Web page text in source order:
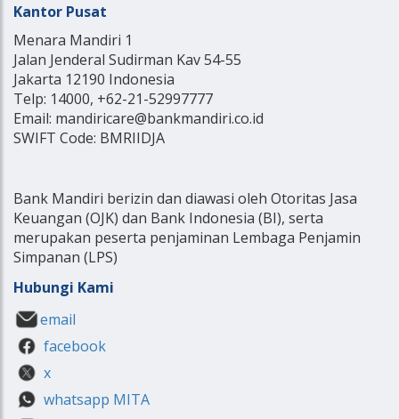
Kantor Pusat
Menara Mandiri 1
Jalan Jenderal Sudirman Kav 54-55
Jakarta 12190 Indonesia
Telp: 14000, +62-21-52997777
Email: mandiricare@bankmandiri.co.id
SWIFT Code: BMRIIDJA
Bank Mandiri berizin dan diawasi oleh Otoritas Jasa
Keuangan (OJK) dan Bank Indonesia (BI), serta
merupakan peserta penjaminan Lembaga Penjamin
Simpanan (LPS)
Hubungi Kami
email
facebook
x
whatsapp MITA